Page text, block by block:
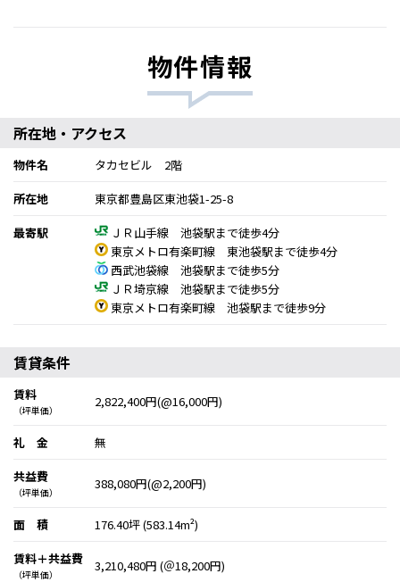
物件情報
所在地・アクセス
物件名
タカセビル 2階
所在地
東京都豊島区東池袋1-25-8
最寄駅
ＪＲ山手線 池袋駅まで徒歩4分
東京メトロ有楽町線 東池袋駅まで徒歩4分
西武池袋線 池袋駅まで徒歩5分
ＪＲ埼京線 池袋駅まで徒歩5分
東京メトロ有楽町線 池袋駅まで徒歩9分
賃貸条件
賃料
（坪単価）
2,822,400円(@16,000円)
礼 金
無
共益費
（坪単価）
388,080円(@2,200円)
面 積
176.40坪 (583.14m²)
賃料＋共益費
（坪単価）
3,210,480円 (＠18,200円)